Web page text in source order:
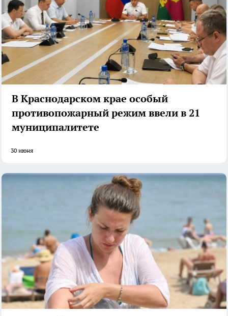
В Краснодарском крае особый
противопожарный режим ввели в 21
муниципалитете
30 июня